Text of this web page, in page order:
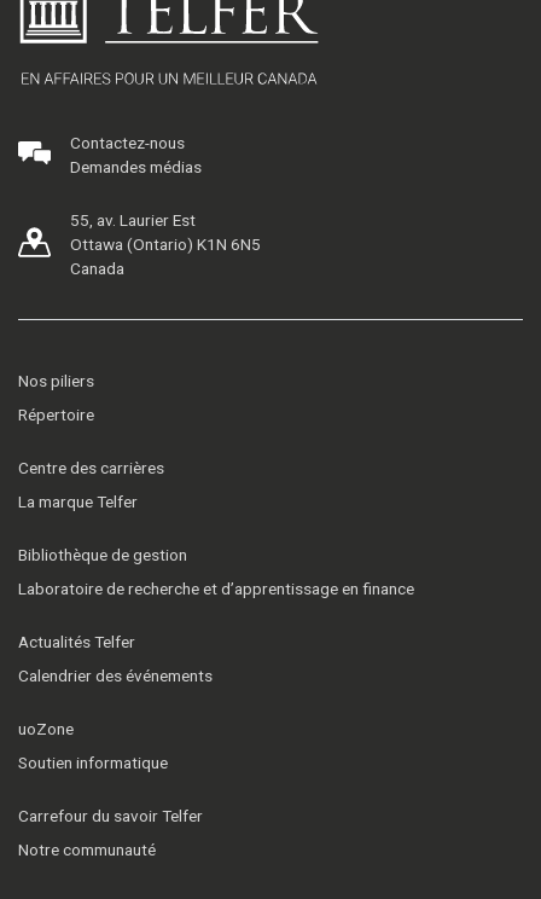
Contactez-nous
Demandes médias
55, av. Laurier Est
Ottawa (Ontario) K1N 6N5
Canada
Nos piliers
Répertoire
Centre des carrières
La marque Telfer
Bibliothèque de gestion
Laboratoire de recherche et d’apprentissage en finance
Actualités Telfer
Calendrier des événements
uoZone
Soutien informatique
Carrefour du savoir Telfer
Notre communauté